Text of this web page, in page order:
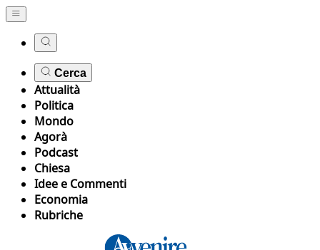
Cerca
Attualità
Politica
Mondo
Agorà
Podcast
Chiesa
Idee e Commenti
Economia
Rubriche